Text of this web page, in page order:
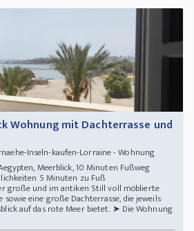
Wohnung mit Dachterrasse und
Inseln-kaufen-Lorraine - Wohnung
Meerblick, 10 Minuten Fußweg
5 Minuten zu Fuß
große und im antiken Still voll möblierte
eine große Dachterrasse, die jeweils
auf das rote Meer bietet. ➤ Die Wohnung